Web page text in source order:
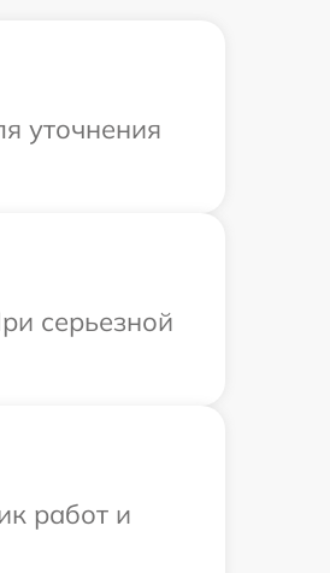
уточнения
серьезной
работ и